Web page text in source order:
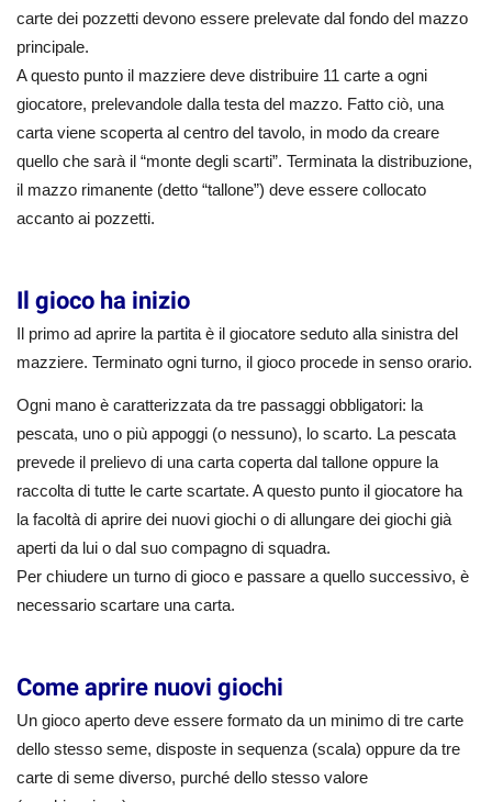
carte dei pozzetti devono essere prelevate dal fondo del mazzo
principale.
A questo punto il mazziere deve distribuire 11 carte a ogni
giocatore, prelevandole dalla testa del mazzo. Fatto ciò, una
carta viene scoperta al centro del tavolo, in modo da creare
quello che sarà il “monte degli scarti”. Terminata la distribuzione,
il mazzo rimanente (detto “tallone”) deve essere collocato
accanto ai pozzetti.
Il gioco ha inizio
Il primo ad aprire la partita è il giocatore seduto alla sinistra del
mazziere. Terminato ogni turno, il gioco procede in senso orario.
Ogni mano è caratterizzata da tre passaggi obbligatori: la
pescata, uno o più appoggi (o nessuno), lo scarto. La pescata
prevede il prelievo di una carta coperta dal tallone oppure la
raccolta di tutte le carte scartate. A questo punto il giocatore ha
la facoltà di aprire dei nuovi giochi o di allungare dei giochi già
aperti da lui o dal suo compagno di squadra.
Per chiudere un turno di gioco e passare a quello successivo, è
necessario scartare una carta.
Come aprire nuovi giochi
Un gioco aperto deve essere formato da un minimo di tre carte
dello stesso seme, disposte in sequenza (scala) oppure da tre
carte di seme diverso, purché dello stesso valore